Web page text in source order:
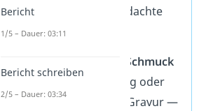
vielseitige und durchdachte
Ideen:
Personalisierter Schmuck
Eine Kette, ein Ring oder
ein Armband mit Gravur —
Bericht
1/5 – Dauer: 03:11
Bericht schreiben
2/5 – Dauer: 03:34